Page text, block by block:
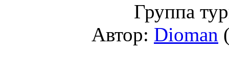
Группа
Автор: Dioman